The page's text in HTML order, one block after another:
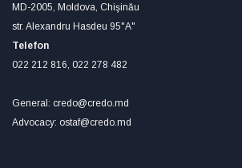
MD-2005, Moldova, Chişinău
str. Alexandru Hasdeu 95"A"
Telefon
022 212 816, 022 278 482
General: credo@credo.md
Advocacy: ostaf@credo.md